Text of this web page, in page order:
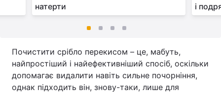
натерти
і
Почистити срібло перекисом – це, мабуть,
найпростіший і найефективніший спосіб, оскільки
допомагає видалити навіть сильне почорніння,
однак підходить він, знову-таки, лише для